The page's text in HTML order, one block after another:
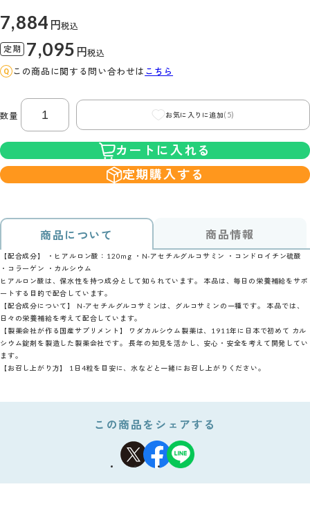
7,884 円税込
定期 7,095 円税込
この商品に関する問い合わせは こちら
数量 お気に入りに追加(5)
カートに入れる
定期購入する
商品について 商品情報
【配合成分】 ・ヒアルロン酸：120mg ・N-アセチルグルコサミン ・コンドロイチン硫酸
・コラーゲン ・カルシウム
ヒアルロン酸は、保水性を持つ成分として知られています。 本品は、毎日の栄養補給をサポ
ートする目的で配合しています。
【配合成分について】 N-アセチルグルコサミンは、グルコサミンの一種です。 本品では、
日々の栄養補給を考えて配合しています。
【製薬会社が作る国産サプリメント】 ワダカルシウム製薬は、1911年に日本で初めて カル
シウム錠剤を製造した製薬会社です。 長年の知見を活かし、安心・安全を考えて開発してい
ます。
【お召し上がり方】 1日4粒を目安に、水などと一緒にお召し上がりください。
この商品をシェアする